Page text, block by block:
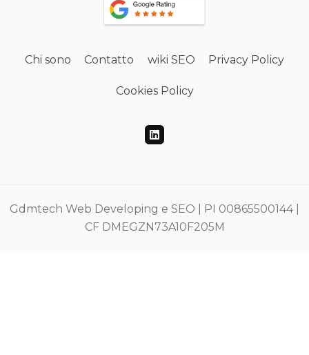
Chi sono Contatto wiki SEO Privacy Policy
Cookies Policy
Gdmtech Web Developing e SEO | PI 00865500144 |
CF DMEGZN73A10F205M